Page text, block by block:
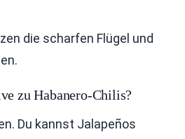
die scharfen Flügel und
zu Habanero-Chilis?
Du kannst Jalapeños